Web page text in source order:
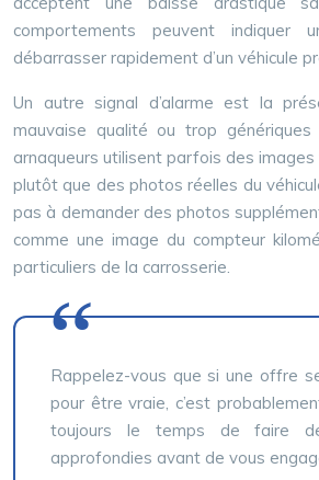
comportements peuvent indiquer
débarrasser rapidement d’un véhicule
Un autre signal d’alarme est la
mauvaise qualité ou trop génériques
arnaqueurs utilisent parfois des
plutôt que des photos réelles du
pas à demander des photos
comme une image du compteur
particuliers de la carrosserie.
Rappelez-vous que si une offre
pour être vraie, c’est
toujours le temps de faire
approfondies avant de vous